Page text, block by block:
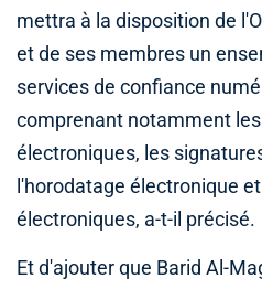
mettra à la disposition de
et de ses membres un
services de confiance
comprenant notamment
électroniques, les
l'horodatage électronique
électroniques, a-t-il précisé.
Et d'ajouter que Barid Al-